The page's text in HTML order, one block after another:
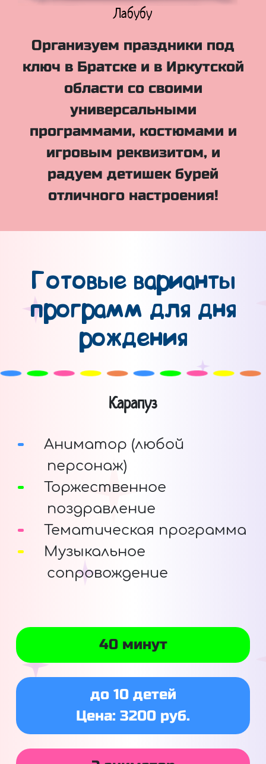
Куклы Лол
Организуем праздники под
ключ в Братске и в Иркутской
области со своими
универсальными
программами, костюмами и
игровым реквизитом, и
радуем детишек бурей
отличного настроения!
Готовые варианты
программ для дня
рождения
Карапуз
Аниматор (любой
персонаж)
Торжественное
поздравление
Тематическая программа
Музыкальное
сопровождение
40 минут
до 10 детей
Цена: 3200 руб.